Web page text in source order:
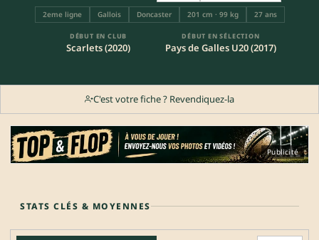
2eme ligne Gallois Doncaster 201 cm · 99 kg 27 ans
DÉBUT EN CLUB
Scarlets (2020)
DÉBUT EN SÉLECTION
Pays de Galles U20 (2017)
C'est votre fiche ? Revendiquez-la
Publicité
STATS CLÉS & MOYENNES